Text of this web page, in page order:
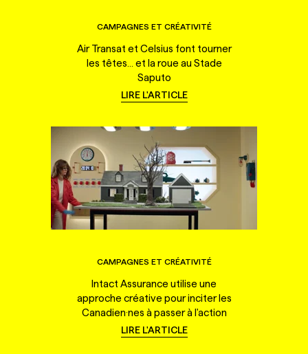
CAMPAGNES ET CRÉATIVITÉ
Air Transat et Celsius font tourner
les têtes... et la roue au Stade
Saputo
LIRE L'ARTICLE
CAMPAGNES ET CRÉATIVITÉ
Intact Assurance utilise une
approche créative pour inciter les
Canadien·nes à passer à l'action
LIRE L'ARTICLE